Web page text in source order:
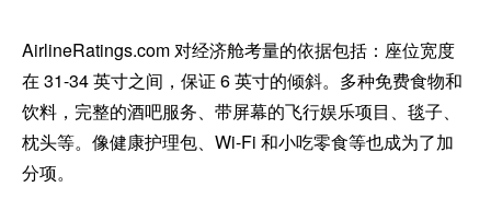
AirlineRatings.com 对经济舱考量的依据包括：座位宽度
在 31-34 英寸之间，保证 6 英寸的倾斜。多种免费食物和
饮料，完整的酒吧服务、带屏幕的飞行娱乐项目、毯子、
枕头等。像健康护理包、Wi-Fi 和小吃零食等也成为了加
分项。